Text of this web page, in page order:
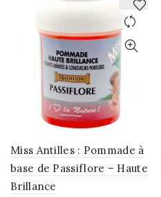
Miss Antilles : Pommade à
base de Passiflore – Haute
Brillance